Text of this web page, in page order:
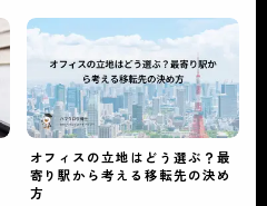
オフィスの立地はどう選ぶ？最
寄り駅から考える移転先の決め
方